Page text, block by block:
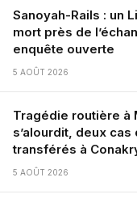
Sanoyah-Rails : un
mort près de
enquête ouverte
5 AOÛT 2026
Tragédie routière à
s’alourdit, deux cas
transférés à
5 AOÛT 2026